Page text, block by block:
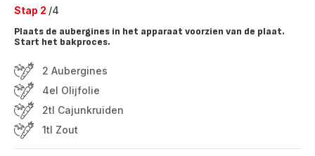
Stap 2 /4
Plaats de aubergines in het apparaat voorzien van de plaat.
Start het bakproces.
2 Aubergines
4el Olijfolie
2tl Cajunkruiden
1tl Zout